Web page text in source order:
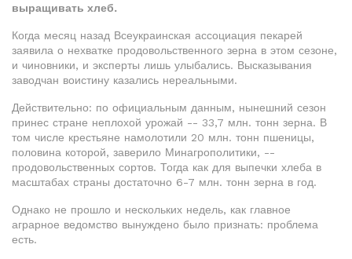
выращивать хлеб.
Когда месяц назад Всеукраинская ассоциация пекарей
заявила о нехватке продовольственного зерна в этом сезоне,
и чиновники, и эксперты лишь улыбались. Высказывания
заводчан воистину казались нереальными.
Действительно: по официальным данным, нынешний сезон
принес стране неплохой урожай -- 33,7 млн. тонн зерна. В
том числе крестьяне намолотили 20 млн. тонн пшеницы,
половина которой, заверило Минагрополитики, --
продовольственных сортов. Тогда как для выпечки хлеба в
масштабах страны достаточно 6-7 млн. тонн зерна в год.
Однако не прошло и нескольких недель, как главное
аграрное ведомство вынуждено было признать: проблема
есть.